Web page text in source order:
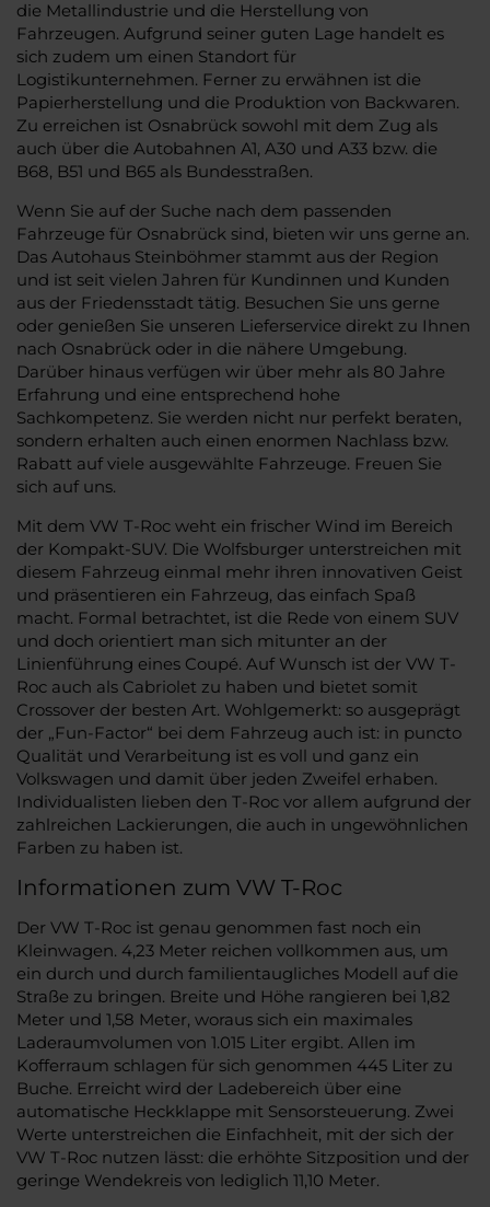
die Metallindustrie und die Herstellung von
Fahrzeugen. Aufgrund seiner guten Lage handelt es
sich zudem um einen Standort für
Logistikunternehmen. Ferner zu erwähnen ist die
Papierherstellung und die Produktion von Backwaren.
Zu erreichen ist Osnabrück sowohl mit dem Zug als
auch über die Autobahnen A1, A30 und A33 bzw. die
B68, B51 und B65 als Bundesstraßen.
Wenn Sie auf der Suche nach dem passenden
Fahrzeuge für Osnabrück sind, bieten wir uns gerne an.
Das Autohaus Steinböhmer stammt aus der Region
und ist seit vielen Jahren für Kundinnen und Kunden
aus der Friedensstadt tätig. Besuchen Sie uns gerne
oder genießen Sie unseren Lieferservice direkt zu Ihnen
nach Osnabrück oder in die nähere Umgebung.
Darüber hinaus verfügen wir über mehr als 80 Jahre
Erfahrung und eine entsprechend hohe
Sachkompetenz. Sie werden nicht nur perfekt beraten,
sondern erhalten auch einen enormen Nachlass bzw.
Rabatt auf viele ausgewählte Fahrzeuge. Freuen Sie
sich auf uns.
Mit dem VW T-Roc weht ein frischer Wind im Bereich
der Kompakt-SUV. Die Wolfsburger unterstreichen mit
diesem Fahrzeug einmal mehr ihren innovativen Geist
und präsentieren ein Fahrzeug, das einfach Spaß
macht. Formal betrachtet, ist die Rede von einem SUV
und doch orientiert man sich mitunter an der
Linienführung eines Coupé. Auf Wunsch ist der VW T-
Roc auch als Cabriolet zu haben und bietet somit
Crossover der besten Art. Wohlgemerkt: so ausgeprägt
der „Fun-Factor“ bei dem Fahrzeug auch ist: in puncto
Qualität und Verarbeitung ist es voll und ganz ein
Volkswagen und damit über jeden Zweifel erhaben.
Individualisten lieben den T-Roc vor allem aufgrund der
zahlreichen Lackierungen, die auch in ungewöhnlichen
Farben zu haben ist.
Informationen zum VW T-Roc
Der VW T-Roc ist genau genommen fast noch ein
Kleinwagen. 4,23 Meter reichen vollkommen aus, um
ein durch und durch familientaugliches Modell auf die
Straße zu bringen. Breite und Höhe rangieren bei 1,82
Meter und 1,58 Meter, woraus sich ein maximales
Laderaumvolumen von 1.015 Liter ergibt. Allen im
Kofferraum schlagen für sich genommen 445 Liter zu
Buche. Erreicht wird der Ladebereich über eine
automatische Heckklappe mit Sensorsteuerung. Zwei
Werte unterstreichen die Einfachheit, mit der sich der
VW T-Roc nutzen lässt: die erhöhte Sitzposition und der
geringe Wendekreis von lediglich 11,10 Meter.